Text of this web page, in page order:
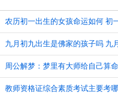
农历初一出生的女孩命运如何 初
九月初九出生是佛家的孩子吗 九
周公解梦：梦里有大师给自己算
教师资格证综合素质考试主要考